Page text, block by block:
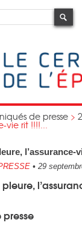
de presse >
vie rit !!!!...
l’assurance-
• 29